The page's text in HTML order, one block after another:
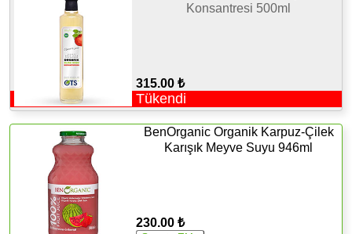
Konsantresi 500ml
315.00 ₺
Tükendi
BenOrganic Organik Karpuz-Çilek
Karışık Meyve Suyu 946ml
230.00 ₺